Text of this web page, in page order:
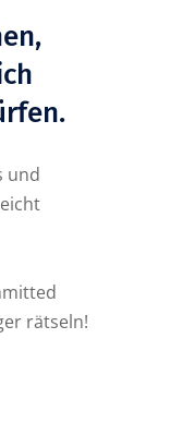
und
rätseln!